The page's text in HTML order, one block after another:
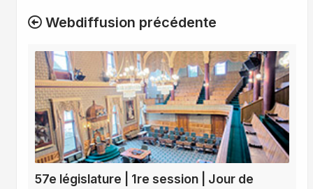
Webdiffusion précédente
57e législature | 1re session | Jour de